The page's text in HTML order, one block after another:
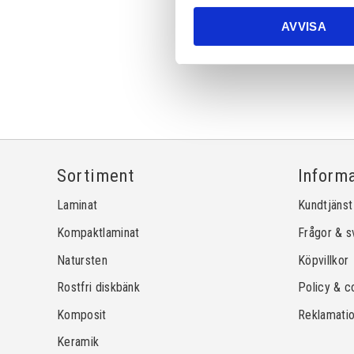
AVVISA
Sortiment
Laminat
Kompaktlaminat
Natursten
Rostfri diskbänk
Komposit
Keramik
Kundtjänst
Frågor &
Köpvillkor
Policy &